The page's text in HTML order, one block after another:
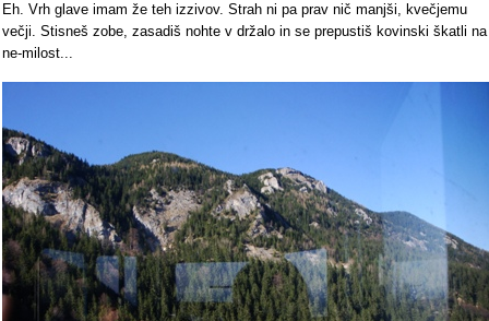
Eh. Vrh glave imam že teh izzivov. Strah ni pa prav nič manjši, kvečjemu
večji. Stisneš zobe, zasadiš nohte v držalo in se prepustiš kovinski škatli na
ne-milost...